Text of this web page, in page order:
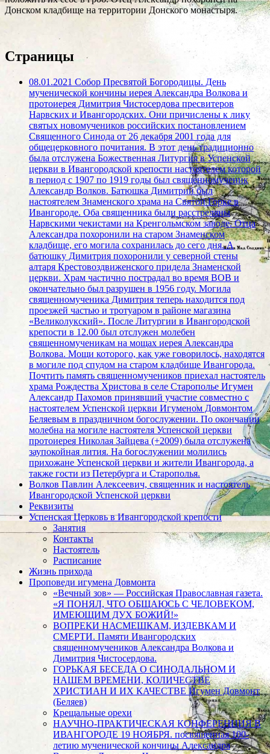
Донском кладбище на территории Донского монастыря.
Страницы
08.01.2021 Собор Пресвятой Богородицы. День
мученической кончины иерея Александра Волкова и
протоиерея Димитрия Чистосердова пресвитеров
Нарвских и Ивангородских. Они причислены к лику
святых новомучеников российских постановлением
Священного Синода от 26 декабря 2001 года для
общецерковного почитания. В этот день традиционно
была отслужена Божественная Литургия в Успенской
церкви в Ивангородской крепости настоятелем которой
в период с 1907 по 1919 годы был священномученик
Александр Волков. Батюшка Димитрий был
настоятелем Знаменского храма на Святой Горке в
Ивангороде. Оба священника были расстреляны
Нарвскими чекистами на Кренгольмском заводе. Отца
Александра похоронили на старом Знаменском
кладбище, его могила сохранилась до сего дня. А
батюшку Димитрия похоронили у северной стены
алтаря Крестовоздвиженского придела Знаменской
церкви. Храм частично пострадал во время ВОВ и
окончательно был разрушен в 1956 году. Могила
священномученика Димитрия теперь находится под
проезжей частью и тротуаром в районе магазина
«Великолукский». После Литургии в Ивангородской
крепости в 12.00 был отслужен молебен
священномученикам на мощах иерея Александра
Волкова. Мощи которого, как уже говорилось, находятся
в могиле под спудом на старом кладбище Ивангорода.
Почтить память священномучеников приехал настоятель
храма Рождества Христова в селе Старополье Игумен
Александр Пахомов принявший участие совместно с
настоятелем Успенской церкви Игуменом Довмонтом
Беляевым в праздничном богослужении. По окончании
молебна на могиле настоятеля Успенской церкви
протоиерея Николая Зайцева (+2009) была отслужена
заупокойная лития. На богослужении молились
прихожане Успенской церкви и жители Ивангорода, а
также гости из Петербурга и Старополья.
Волков Павлин Алексеевич, священник и настоятель
Ивангородской Успенской церкви
Реквизиты
Успенская Церковь в Ивангородской крепости
Занятия
Контакты
Настоятель
Расписание
Жизнь прихода
Проповеди игумена Довмонта
«Вечный зов» — Российская Православная газета.
«Я ПОНЯЛ, ЧТО ОБЩАЮСЬ С ЧЕЛОВЕКОМ,
ИМЕЮЩИМ ДУХ БОЖИЙ!»
ВОПРЕКИ НАСМЕШКАМ, ИЗДЕВКАМ И
СМЕРТИ. Памяти Ивангородских
священномучеников Александра Волкова и
Димитрия Чистосердова.
ГОРЬКАЯ БЕСЕДА О СИНОДАЛЬНОМ И
НАШЕМ ВРЕМЕНИ, КОЛИЧЕСТВЕ
ХРИСТИАН И ИХ КАЧЕСТВЕ Игумен Довмонт
(Беляев)
Крещальные орехи
НАУЧНО-ПРАКТИЧЕСКАЯ КОНФЕРЕНЦИЯ В
ИВАНГОРОДЕ 19 НОЯБРЯ. посвященная 100-
летию мученической кончины Александра